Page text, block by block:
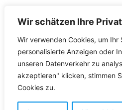
Wir schätzen Ihre
Wir verwenden Cookies, um
personalisierte Anzeigen oder
unseren Datenverkehr zu
akzeptieren" klicken, stimmen
Cookies zu.
Für Unternehmen,
Organisationen
Datenschutzerklärung
Impressum